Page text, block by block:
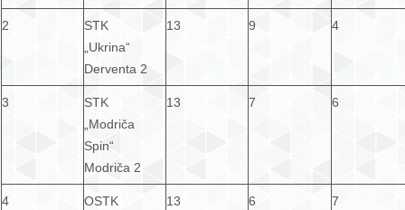
2
STK
„Ukrina“
Derventa 2
13 9 4
3
STK
„Modriča
Spin“
Modriča 2
13 7 6
4
OSTK
13 6 7